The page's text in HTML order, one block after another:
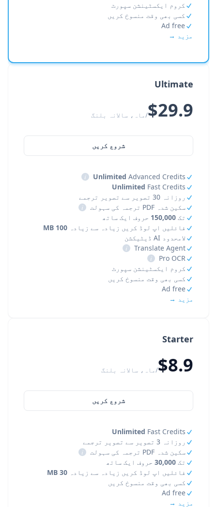
Starter
$8.9/ماہ، سالانہ بلنگ
شروع کریں
Unlimited Fast Credits
روزانہ 3 تصویر سے تصویر ترجمے
سکین شدہ PDF ترجمہ کی سہولت
i
تک 30,000 حروف ایک ساتھ
فائلیں اپ لوڈ کریں زیادہ سے زیادہ 30 MB
کسی بھی وقت منسوخ کریں
Ad free
مزید →
کروم ایکسٹینشن سپورٹ
کسی بھی وقت منسوخ کریں
Ad free
مزید →
Ultimate
$29.9/ماہ، سالانہ بلنگ
شروع کریں
Unlimited Advanced Credits
i
Unlimited Fast Credits
روزانہ 30 تصویر سے تصویر ترجمے
سکین شدہ PDF ترجمہ کی سہولت
i
تک 150,000 حروف ایک ساتھ
فائلیں اپ لوڈ کریں زیادہ سے زیادہ 100 MB
لامحدود AI ڈیٹیکشن
Translate Agent
i
Pro OCR
i
کروم ایکسٹینشن سپورٹ
کسی بھی وقت منسوخ کریں
Ad free
مزید →